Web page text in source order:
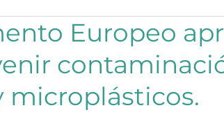
Europeo
microplásticos.